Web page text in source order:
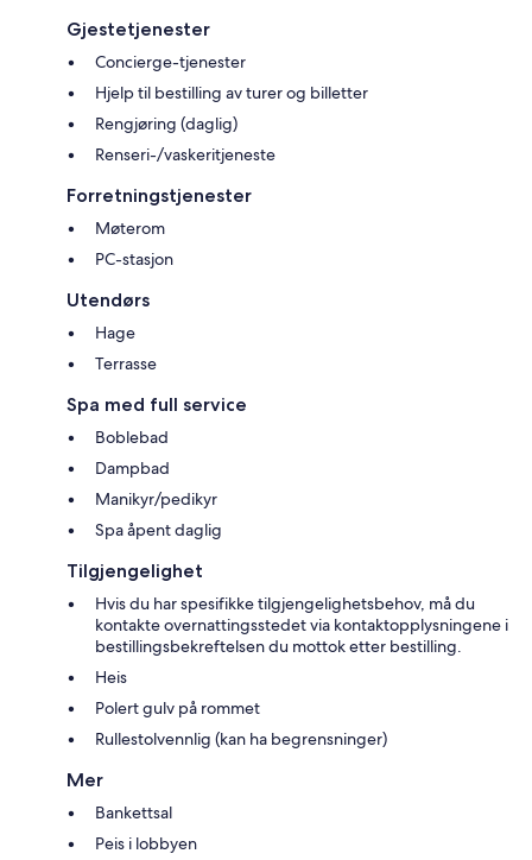
Gjestetjenester
Concierge-tjenester
Hjelp til bestilling av turer og billetter
Rengjøring (daglig)
Renseri-/vaskeritjeneste
Forretningstjenester
Møterom
PC-stasjon
Utendørs
Hage
Terrasse
Spa med full service
Boblebad
Dampbad
Manikyr/pedikyr
Spa åpent daglig
Tilgjengelighet
Hvis du har spesifikke tilgjengelighetsbehov, må du
kontakte overnattingsstedet via kontaktopplysningene i
bestillingsbekreftelsen du mottok etter bestilling.
Heis
Polert gulv på rommet
Rullestolvennlig (kan ha begrensninger)
Mer
Bankettsal
Peis i lobbyen